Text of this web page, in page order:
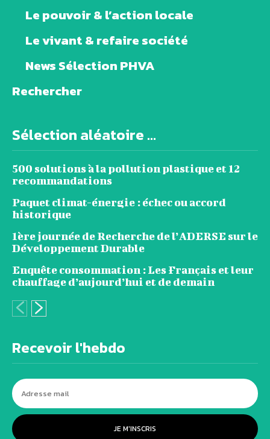
Le pouvoir & l’action locale
Le vivant & refaire société
News Sélection PHVA
Rechercher
Sélection aléatoire ...
500 solutions à la pollution plastique et 12
recommandations
Paquet climat-énergie : échec ou accord
historique
1ère journée de Recherche de l’ADERSE sur le
Développement Durable
Enquête consommation : Les Français et leur
chauffage d’aujourd’hui et de demain
Recevoir l'hebdo
JE M'INSCRIS